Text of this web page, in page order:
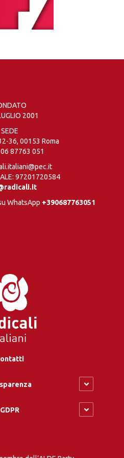
2001
SEDE
36, 00153 Roma
87763 051
97201720584
WhatsApp +390687763051
GDPR